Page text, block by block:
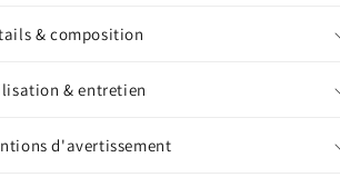
Bois
Oud
Bois
Oud
& composition
& entretien
d'avertissement